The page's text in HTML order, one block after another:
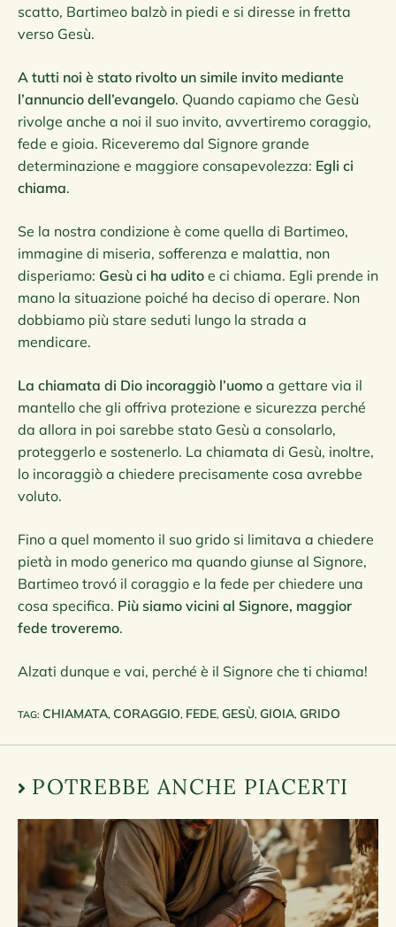
scatto, Bartimeo balzò in piedi e si diresse in fretta
verso Gesù.
A tutti noi è stato rivolto un simile invito mediante
l’annuncio dell’evangelo. Quando capiamo che Gesù
rivolge anche a noi il suo invito, avvertiremo coraggio,
fede e gioia. Riceveremo dal Signore grande
determinazione e maggiore consapevolezza: Egli ci
chiama.
Se la nostra condizione è come quella di Bartimeo,
immagine di miseria, sofferenza e malattia, non
disperiamo: Gesù ci ha udito e ci chiama. Egli prende in
mano la situazione poiché ha deciso di operare. Non
dobbiamo più stare seduti lungo la strada a
mendicare.
La chiamata di Dio incoraggiò l’uomo a gettare via il
mantello che gli offriva protezione e sicurezza perché
da allora in poi sarebbe stato Gesù a consolarlo,
proteggerlo e sostenerlo. La chiamata di Gesù, inoltre,
lo incoraggiò a chiedere precisamente cosa avrebbe
voluto.
Fino a quel momento il suo grido si limitava a chiedere
pietà in modo generico ma quando giunse al Signore,
Bartimeo trovó il coraggio e la fede per chiedere una
cosa specifica. Più siamo vicini al Signore, maggior
fede troveremo.
Alzati dunque e vai, perché è il Signore che ti chiama!
TAG: CHIAMATA, CORAGGIO, FEDE, GESÙ, GIOIA, GRIDO
POTREBBE ANCHE PIACERTI